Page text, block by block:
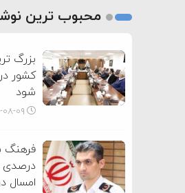
2
محبوب ترین
بزرگ
کشور
شود
۱۴۰۳-
امسال